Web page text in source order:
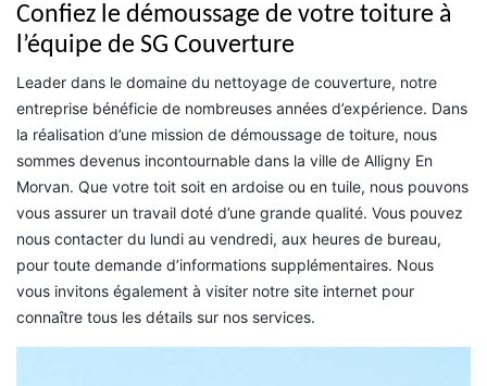
Confiez le démoussage de votre toiture à
l’équipe de SG Couverture
Leader dans le domaine du nettoyage de couverture, notre
entreprise bénéficie de nombreuses années d’expérience. Dans
la réalisation d’une mission de démoussage de toiture, nous
sommes devenus incontournable dans la ville de Alligny En
Morvan. Que votre toit soit en ardoise ou en tuile, nous pouvons
vous assurer un travail doté d’une grande qualité. Vous pouvez
nous contacter du lundi au vendredi, aux heures de bureau,
pour toute demande d’informations supplémentaires. Nous
vous invitons également à visiter notre site internet pour
connaître tous les détails sur nos services.